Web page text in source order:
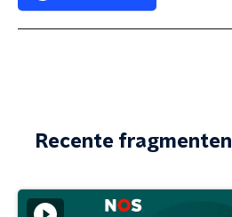
Recente fragmenten